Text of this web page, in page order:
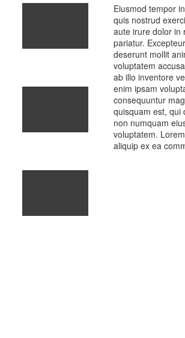
Eiusmod tempor
quis nostrud
aute irure dolor in
pariatur.
deserunt mollit
voluptatem
ab illo inventore
enim ipsam
consequuntur
quisquam est, qui
non numquam
voluptatem.
aliquip ex ea